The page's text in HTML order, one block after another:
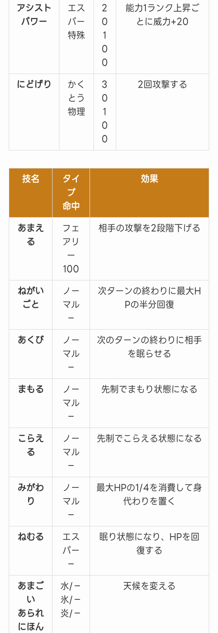
アシスト
パワー
エス
パー
特殊
2
0
1
0
0
能力1ランク上昇ご
とに威力+20
にどげり
かく
とう
物理
3
0
1
0
0
2回攻撃する
技名
タイ
プ
命中
効果
あまえ
る
フェ
アリ
ー
100
相手の攻撃を2段階下げる
ねがい
ごと
ノー
マル
－
次ターンの終わりに最大H
Pの半分回復
あくび
ノー
マル
－
次のターンの終わりに相手
を眠らせる
まもる
ノー
マル
－
先制でまもり状態になる
こらえ
る
ノー
マル
－
先制でこらえる状態になる
みがわ
り
ノー
マル
－
最大HPの1/4を消費して身
代わりを置く
ねむる
エス
パー
－
眠り状態になり、HPを回
復する
あまご
い
あられ
にほん
水/－
氷/－
炎/－
天候を変える